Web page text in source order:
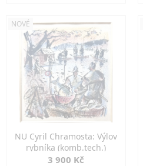
NOVÉ
NU Cyril Chramosta: Výlov
rybníka (komb.tech.)
3 900 Kč